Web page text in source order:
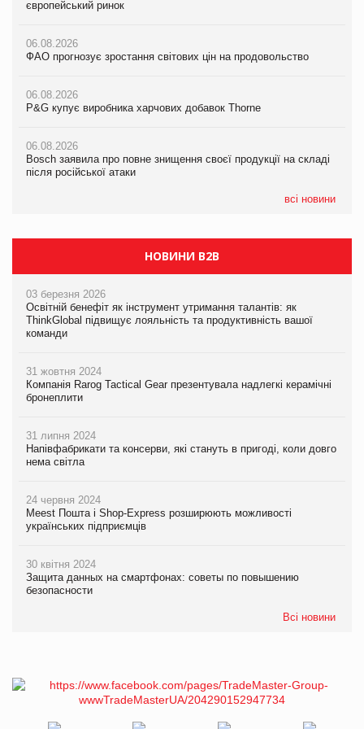
європейський ринок
06.08.2026
ФАО прогнозує зростання світових цін на продовольство
06.08.2026
P&G купує виробника харчових добавок Thorne
06.08.2026
Bosch заявила про повне знищення своєї продукції на складі
після російської атаки
всі новини
європейський ринок
06.08.2026
ФАО прогнозує зростання світових цін на продовольство
06.08.2026
P&G купує виробника харчових добавок Thorne
06.08.2026
Bosch заявила про повне знищення своєї продукції на складі
після російської атаки
європейський ринок
06.08.2026
ФАО прогнозує зростання світових цін на продовольство
06.08.2026
P&G купує виробника харчових добавок Thorne
06.08.2026
Bosch заявила про повне знищення своєї продукції на складі
після російської атаки
НОВИНИ B2B
03 березня 2026
Освітній бенефіт як інструмент утримання талантів: як
ThinkGlobal підвищує лояльність та продуктивність вашої
команди
31 жовтня 2024
Компанія Rarog Tactical Gear презентувала надлегкі керамічні
бронеплити
31 липня 2024
Напівфабрикати та консерви, які стануть в пригоді, коли довго
нема світла
24 червня 2024
Meest Пошта і Shop-Express розширюють можливості
українських підприємців
30 квітня 2024
Защита данных на смартфонах: советы по повышению
безопасности
Всі новини